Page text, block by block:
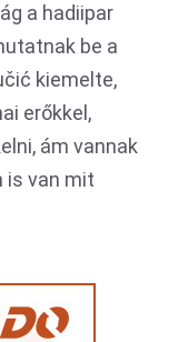
a hadiipar
be a
kiemelte,
erőkkel,
ám vannak
is van mit